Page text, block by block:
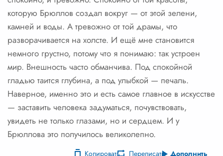
которую Брюллов создал вокруг — от этой зелени,
камней и воды. А тревожно от той драмы, что
разворачивается на холсте. И ещё мне становится
немного грустно, потому что я понимаю: так устроен
мир. Внешность часто обманчива. Под спокойной
гладью таится глубина, а под улыбкой — печаль.
Наверное, именно это и есть самое главное в искусстве
— заставить человека задуматься, почувствовать,
увидеть не только глазами, но и сердцем. И у
Брюллова это получилось великолепно.
Копировать Переписать Дополнить